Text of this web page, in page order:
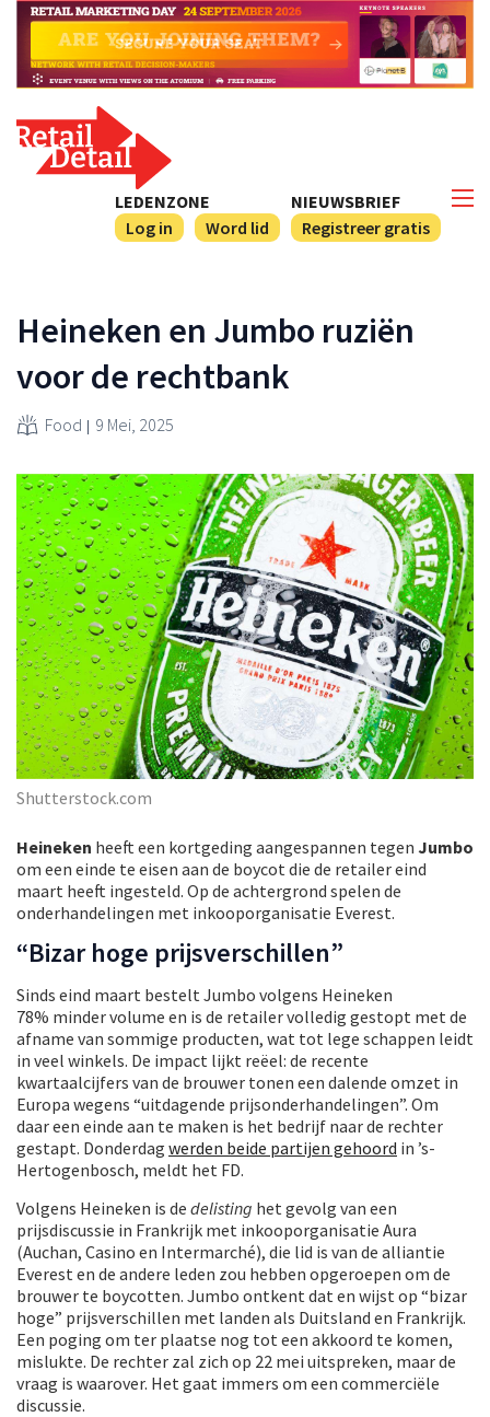
NIEUWSBRIEF
Registreer gratis
LEDENZONE
Log in
Word lid
Heineken en Jumbo ruziën
voor de rechtbank
Food 9 Mei, 2025
Shutterstock.com
Heineken heeft een kortgeding aangespannen tegen Jumbo
om een einde te eisen aan de boycot die de retailer eind
maart heeft ingesteld. Op de achtergrond spelen de
onderhandelingen met inkooporganisatie Everest.
“Bizar hoge prijsverschillen”
Sinds eind maart bestelt Jumbo volgens Heineken
78% minder volume en is de retailer volledig gestopt met de
afname van sommige producten, wat tot lege schappen leidt
in veel winkels. De impact lijkt reëel: de recente
kwartaalcijfers van de brouwer tonen een dalende omzet in
Europa wegens “uitdagende prijsonderhandelingen”. Om
daar een einde aan te maken is het bedrijf naar de rechter
gestapt. Donderdag werden beide partijen gehoord in ’s-
Hertogenbosch, meldt het FD.
Volgens Heineken is de delisting het gevolg van een
prijsdiscussie in Frankrijk met inkooporganisatie Aura
(Auchan, Casino en Intermarché), die lid is van de alliantie
Everest en de andere leden zou hebben opgeroepen om de
brouwer te boycotten. Jumbo ontkent dat en wijst op “bizar
hoge” prijsverschillen met landen als Duitsland en Frankrijk.
Een poging om ter plaatse nog tot een akkoord te komen,
mislukte. De rechter zal zich op 22 mei uitspreken, maar de
vraag is waarover. Het gaat immers om een commerciële
discussie.